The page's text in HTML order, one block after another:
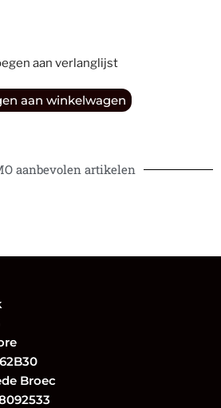
aan verlanglijst
aan winkelwagen
aanbevolen artikelen
Broec